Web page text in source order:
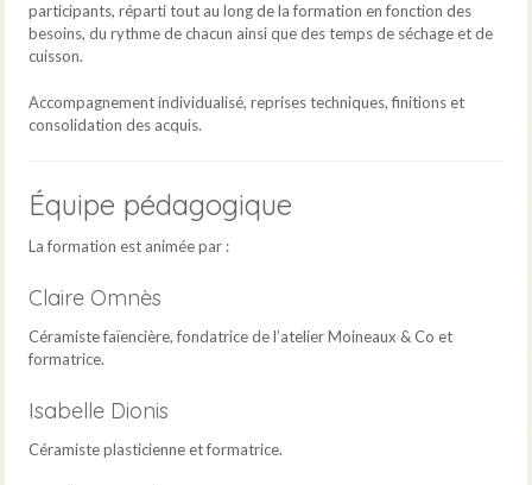
participants, réparti tout au long de la formation en fonction des
besoins, du rythme de chacun ainsi que des temps de séchage et de
cuisson.
Accompagnement individualisé, reprises techniques, finitions et
consolidation des acquis.
Équipe pédagogique
La formation est animée par :
Claire Omnès
Céramiste faïencière, fondatrice de l’atelier Moineaux & Co et
formatrice.
Isabelle Dionis
Céramiste plasticienne et formatrice.